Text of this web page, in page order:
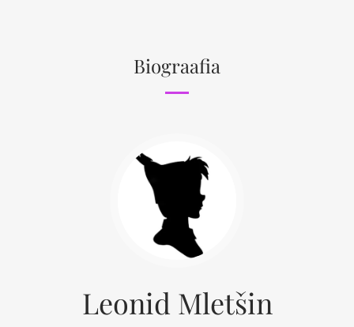
Biograafia
Leonid Mletšin